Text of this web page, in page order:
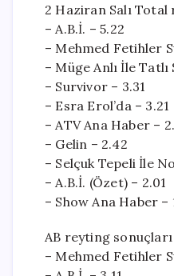
2 Haziran Salı Total
– A.B.İ. – 5.22
– Mehmed Fetihler
– Müge Anlı İle Tatlı
– Survivor – 3.31
– Esra Erol’da – 3.21
– ATV Ana Haber –
– Gelin – 2.42
– Selçuk Tepeli İle
– A.B.İ. (Özet) – 2.01
– Show Ana Haber –
AB reyting sonuçları
– Mehmed Fetihler